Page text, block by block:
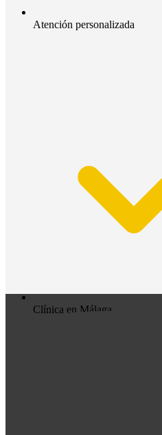
Atención personalizada
Clínica en Málaga